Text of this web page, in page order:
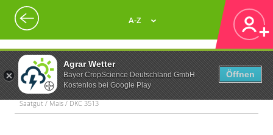
Agrar Wetter
Bayer CropScience Deutschland GmbH
Kostenlos bei Google Play
Öffnen
A-Z
Saatgut / Mais / DKC 3513